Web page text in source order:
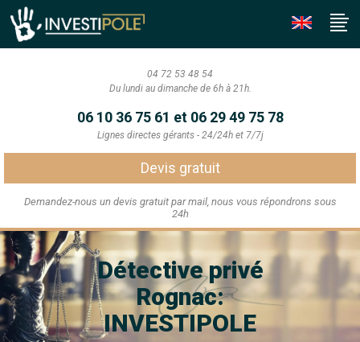
04 72 53 48 54
Du lundi au dimanche de 6h à 21h.
06 10 36 75 61 et 06 29 49 75 78
Lignes directes gérants - 24/24h et 7/7j
Devis gratuit
Demandez-nous un devis gratuit par mail, nous vous répondrons sous
24h
Détective privé
Rognac:
INVESTIPOLE